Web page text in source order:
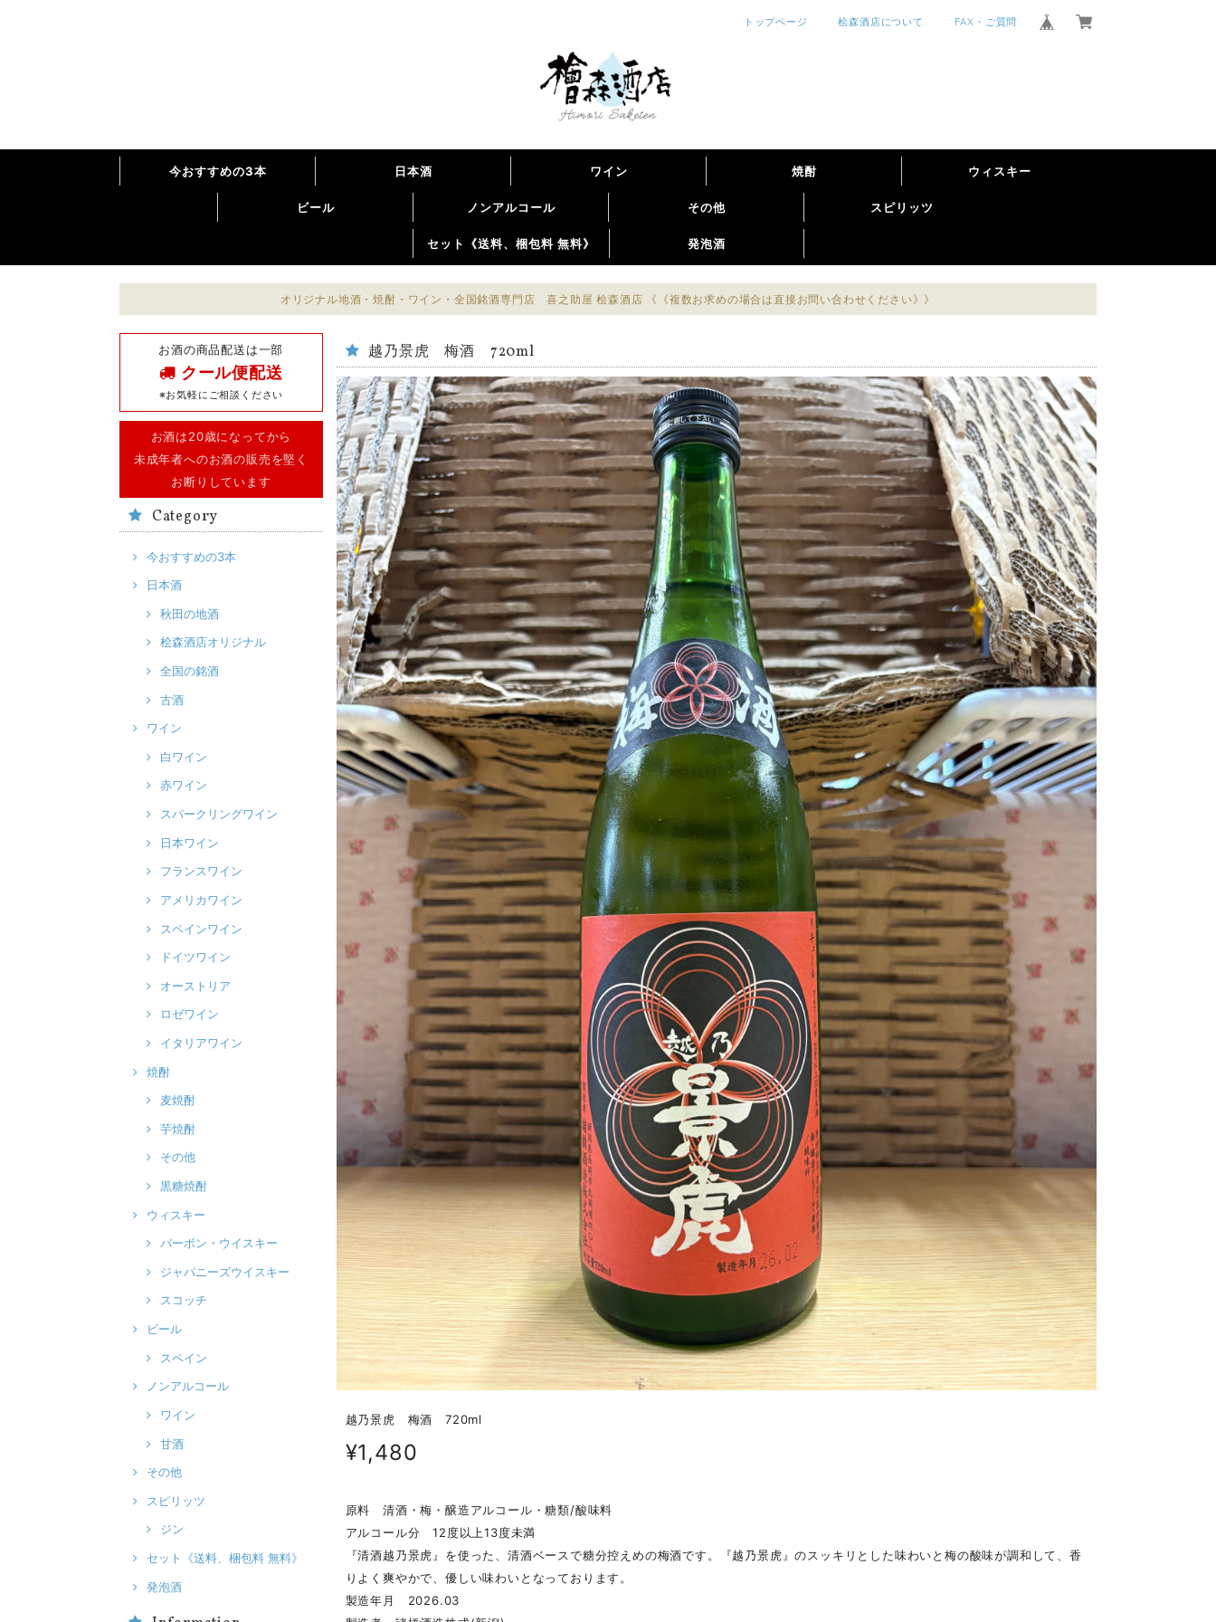
トップページ 桧森酒店について FAX・ご質問
今おすすめの3本 日本酒 ワイン 焼酎 ウィスキー
ビール ノンアルコール その他 スピリッツ
セット《送料、梱包料 無料》 発泡酒
オリジナル地酒・焼酎・ワイン・全国銘酒専門店 喜之助屋 桧森酒店 《《複数お求めの場合は直接お問い合わせください》》
お酒の商品配送は一部
クール便配送
※お気軽にご相談ください
お酒は20歳になってから
未成年者へのお酒の販売を堅く
お断りしています
Category
今おすすめの3本
日本酒
秋田の地酒
桧森酒店オリジナル
全国の銘酒
古酒
ワイン
白ワイン
赤ワイン
スパークリングワイン
日本ワイン
フランスワイン
アメリカワイン
スペインワイン
ドイツワイン
オーストリア
ロゼワイン
イタリアワイン
焼酎
麦焼酎
芋焼酎
その他
黒糖焼酎
ウィスキー
バーボン・ウイスキー
ジャパニーズウイスキー
スコッチ
ビール
スペイン
ノンアルコール
ワイン
甘酒
その他
スピリッツ
ジン
セット《送料、梱包料 無料》
発泡酒
越乃景虎 梅酒 720ml
越乃景虎 梅酒 720ml
¥1,480
原料 清酒・梅・醸造アルコール・糖類/酸味料
アルコール分 12度以上13度未満
『清酒越乃景虎』を使った、清酒ベースで糖分控えめの梅酒です。『越乃景虎』のスッキリとした味わいと梅の酸味が調和して、香
りよく爽やかで、優しい味わいとなっております。
製造年月 2026.03